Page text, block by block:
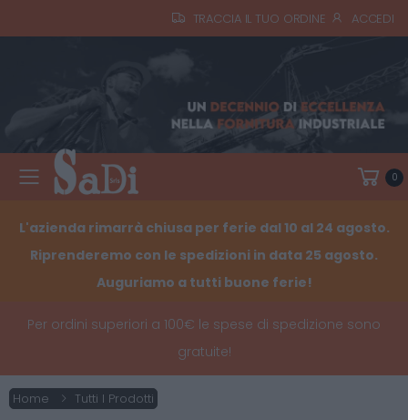
TRACCIA IL TUO ORDINE ACCEDI
Toggle mobile menu 0
L'azienda rimarrà chiusa per ferie dal 10 al 24 agosto.
Riprenderemo con le spedizioni in data 25 agosto.
Auguriamo a tutti buone ferie!
Per ordini superiori a 100€ le spese di spedizione sono
gratuite!
Home Tutti I Prodotti